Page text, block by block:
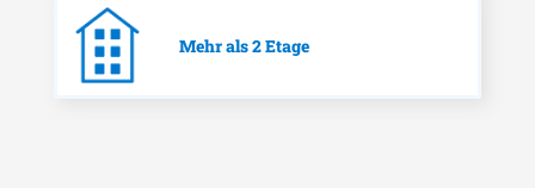
Mehr als 2 Etage